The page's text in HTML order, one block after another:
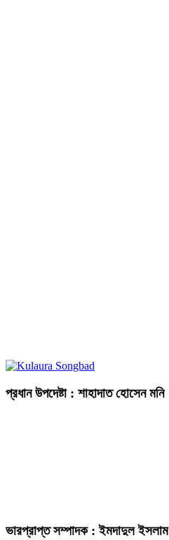
প্রধান উপদেষ্টা : শাহাদাত হোসেন মনি
ভারপ্রাপ্ত সম্পাদক : ইমদাদুল ইসলাম